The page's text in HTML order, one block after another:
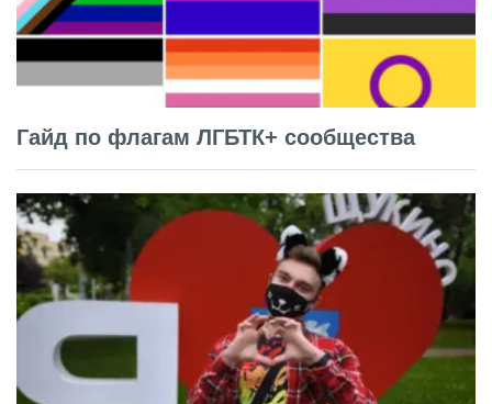
Гайд по флагам ЛГБТК+ сообщества